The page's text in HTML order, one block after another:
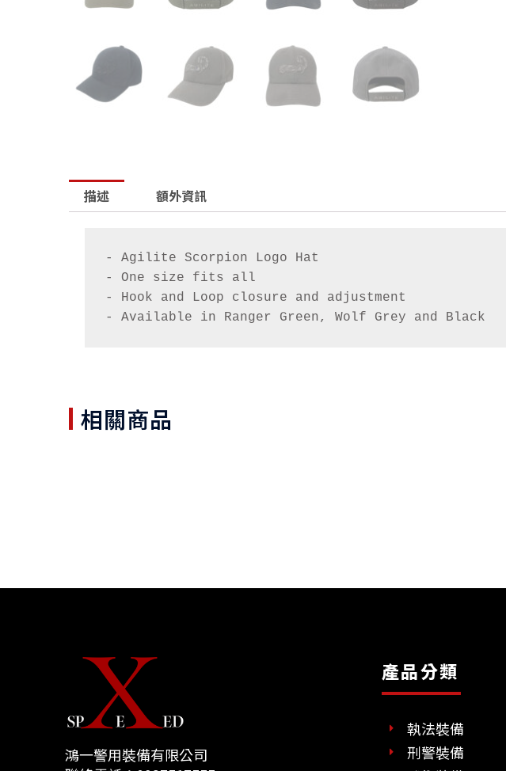
描述 額外資訊
- Agilite Scorpion Logo Hat
- One size fits all
- Hook and Loop closure and adjustment
- Available in Ranger Green, Wolf Grey and Black
相關商品
鴻一警用裝備有限公司
產品分類
執法裝備
刑警裝備